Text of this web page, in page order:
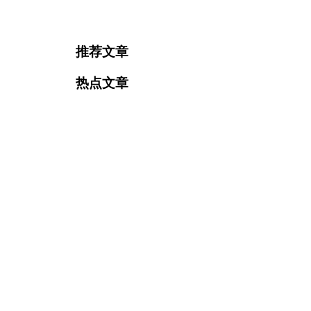
推荐文章
热点文章